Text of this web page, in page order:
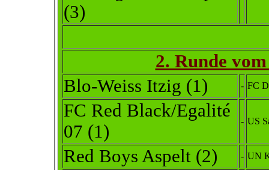
(3)
2. Runde
Blo-Weiss Itzig (1) - FC
FC Red Black/Egalité
07 (1)
- US
Red Boys Aspelt (2) - UN